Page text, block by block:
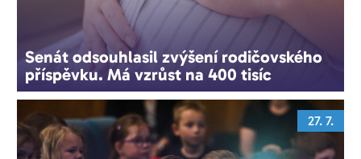
Senát odsouhlasil zvýšení rodičovského
příspěvku. Má vzrůst na 400 tisíc
27. 7.